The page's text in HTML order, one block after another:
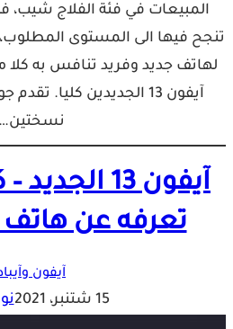
المبيعات في فئة الفلاج شيب،
تنجح فيها الى المستوى
آيفون 13 الجديدين كليا.
نسختين…
آيفون 13
تعرفه عن هاتف
آيفون
15 شتنبر، 2021